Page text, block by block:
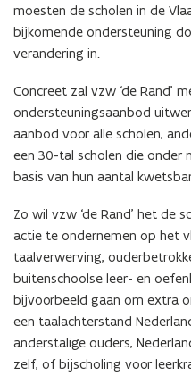
moesten de scholen in de
bijkomende ondersteuning
verandering in.
Concreet zal vzw ‘de Rand’
ondersteuningsaanbod
aanbod voor alle scholen,
een 30-tal scholen die onder
basis van hun aantal
Zo wil vzw ‘de Rand’ het de
actie te ondernemen op het
taalverwerving,
buitenschoolse leer- en
bijvoorbeeld gaan om extra
een taalachterstand
anderstalige ouders,
zelf, of bijscholing voor